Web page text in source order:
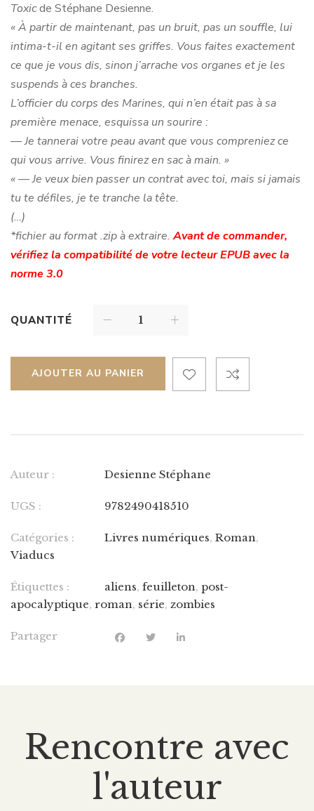
Toxicde Stéphane Desienne.
« À partir de maintenant, pas un bruit, pas un souffle, lui
intima-t-il en agitant ses griffes. Vous faites exactement
ce que je vous dis, sinon j’arrache vos organes et je les
suspends à ces branches.
L’officier du corps des Marines, qui n’en était pas à sa
première menace, esquissa un sourire :
— Je tannerai votre peau avant que vous compreniez ce
qui vous arrive. Vous finirez en sac à main. »
« — Je veux bien passer un contrat avec toi, mais si jamais
tu te défiles, je te tranche la tête.
(…)
*fichier au format .zip à extraire.Avant de commander,
vérifiez la compatibilité de votre lecteur EPUB avec la
norme 3.0
QUANTITÉ
AJOUTER AU PANIER
Auteur : Desienne Stéphane
UGS : 9782490418510
Catégories : Livres numériques, Roman,
Viaducs
Étiquettes : aliens, feuilleton, post-
apocalyptique, roman, série, zombies
Partager
Rencontre avec
l'auteur